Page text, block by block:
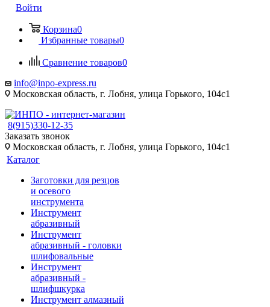
Войти
Корзина0
Избранные товары0
Сравнение товаров0
info@inpo-express.ru
Московская область, г. Лобня, улица Горького, 104с1
8(915)330-12-35
Заказать звонок
Московская область, г. Лобня, улица Горького, 104с1
Каталог
Заготовки для резцов
и осевого
инструмента
Инструмент
абразивный
Инструмент
абразивный - головки
шлифовальные
Инструмент
абразивный -
шлифшкурка
Инструмент алмазный